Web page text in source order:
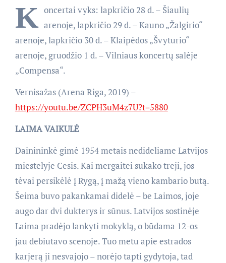
K oncertai vyks: lapkričio 28 d. – Šiaulių
arenoje, lapkričio 29 d. – Kauno „Žalgirio“
arenoje, lapkričio 30 d. – Klaipėdos „Švyturio“
arenoje, gruodžio 1 d. – Vilniaus koncertų salėje
„Compensa“.
Vernisažas (Arena Riga, 2019) –
https://youtu.be/ZCPH3uM4z7U?t=5880
LAIMA VAIKULĖ
Dainininkė gimė 1954 metais nedideliame Latvijos
miestelyje Cesis. Kai mergaitei sukako treji, jos
tėvai persikėlė į Rygą, į mažą vieno kambario butą.
Šeima buvo pakankamai didelė – be Laimos, joje
augo dar dvi dukterys ir sūnus. Latvijos sostinėje
Laima pradėjo lankyti mokyklą, o būdama 12-os
jau debiutavo scenoje. Tuo metu apie estrados
karjerą ji nesvajojo – norėjo tapti gydytoja, tad